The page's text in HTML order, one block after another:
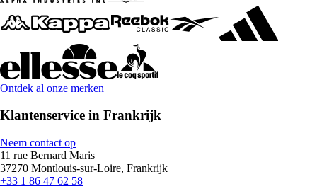
Ontdek al onze merken
Klantenservice in Frankrijk
Neem contact op
11 rue Bernard Maris
37270 Montlouis-sur-Loire, Frankrijk
+33 1 86 47 62 58